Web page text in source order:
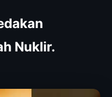
Nuklir.